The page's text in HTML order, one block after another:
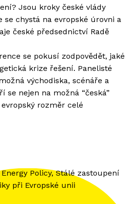
Jsou kroky české vlády
se chystá na evropské úrovni a
české předsednictví Radě
se pokusí zodpovědět, jaké
krize řešení. Panelisté
východiska, scénáře a
se nejen na možná “česká”
rozměr celé
Policy, Stálé zastoupení
při Evropské unii